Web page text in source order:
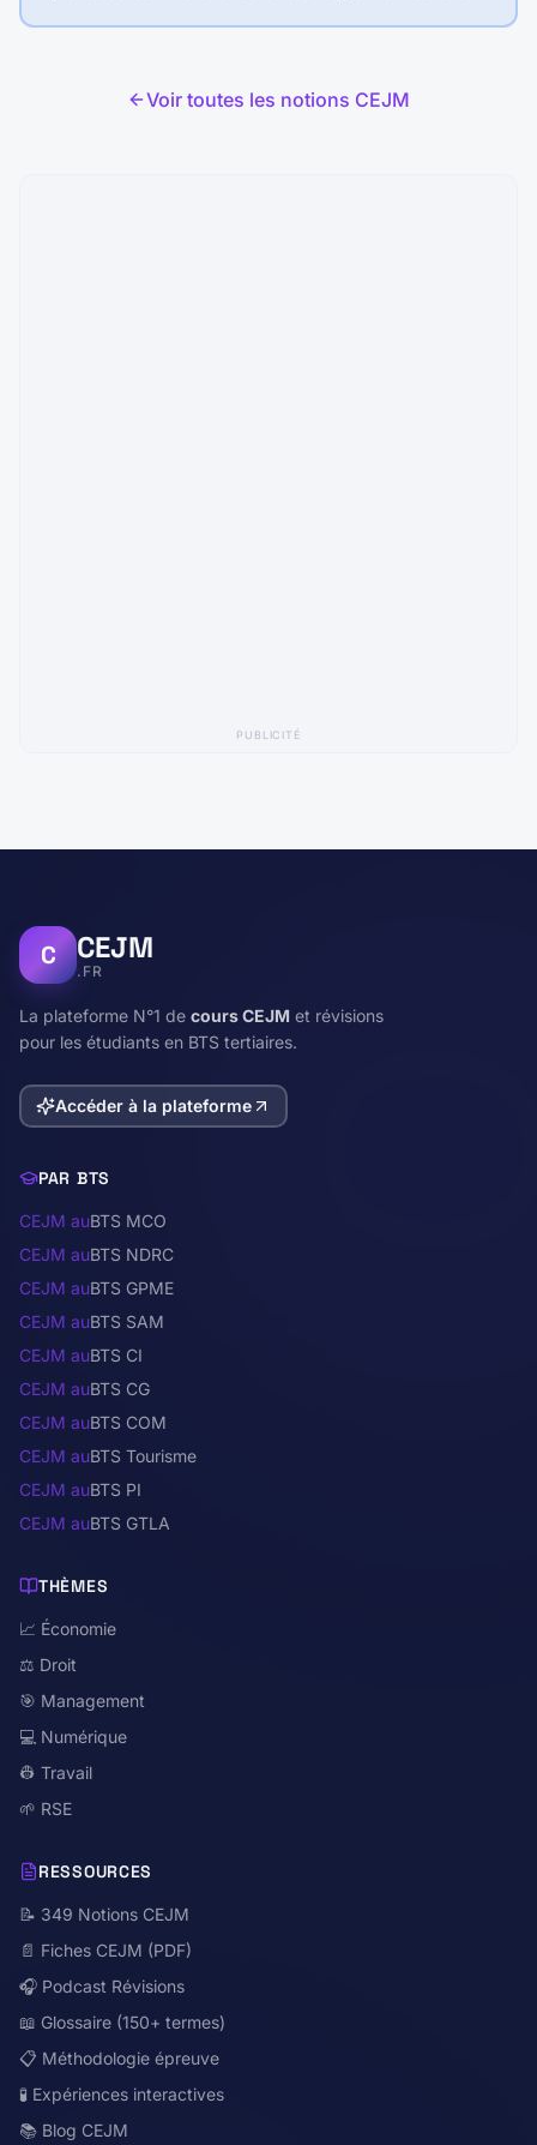
Voir toutes les notions CEJM
PUBLICITÉ
C CEJM
.FR
La plateforme N°1 de cours CEJM et révisions
pour les étudiants en BTS tertiaires.
Accéder à la plateforme
PAR BTS
CEJM auBTS MCO
CEJM auBTS NDRC
CEJM auBTS GPME
CEJM auBTS SAM
CEJM auBTS CI
CEJM auBTS CG
CEJM auBTS COM
CEJM auBTS Tourisme
CEJM auBTS PI
CEJM auBTS GTLA
THÈMES
📈 Économie
⚖️ Droit
🎯 Management
💻 Numérique
👷 Travail
🌱 RSE
RESSOURCES
📝 349 Notions CEJM
📄 Fiches CEJM (PDF)
🎧 Podcast Révisions
📖 Glossaire (150+ termes)
📋 Méthodologie épreuve
🧪 Expériences interactives
📚 Blog CEJM